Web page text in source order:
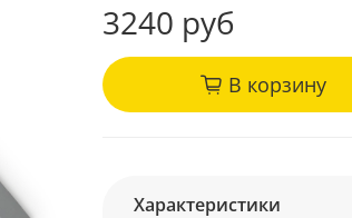
3240 руб
В корзину
Характеристики